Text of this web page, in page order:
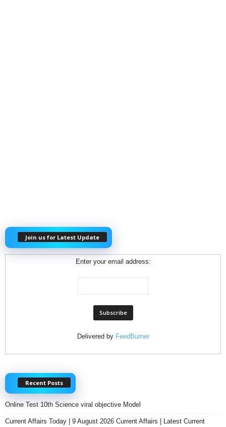
Join us for Latest Update
Enter your email address:
Delivered by FeedBurner
Recent Posts
Online Test 10th Science viral objective Model
Current Affairs Today | 9 August 2026 Current Affairs | Latest Current